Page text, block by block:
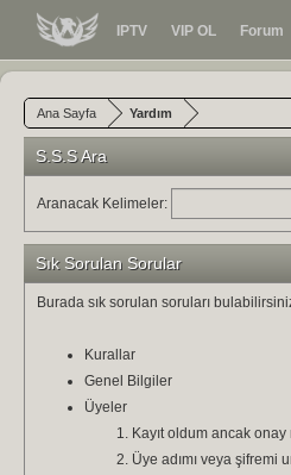
IPTV VIP OL Forum
Ana Sayfa Yardım
S.S.S Ara
Aranacak Kelimeler:
Sık Sorulan Sorular
Burada sık sorulan soruları
Kurallar
Genel Bilgiler
Üyeler
Kayıt oldum ancak
Üye adımı veya şifremi